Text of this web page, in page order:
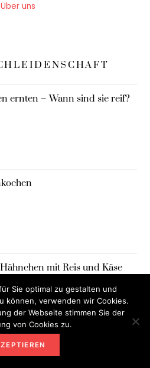
Über uns
ernten – Wann sind sie reif?
mit Reis und Käse
Sie optimal zu gestalten und
können, verwenden wir Cookies.
der Webseite stimmen Sie der
von Cookies zu.